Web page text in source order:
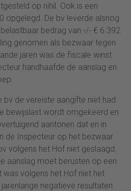
op nihil. Ook is een
opgelegd. De bv leverde alsnog
bedrag van -/- € 6.392.
genomen als bezwaar tegen
jaren was de fiscale winst
handhaafde de aanslag en
bv de vereiste aangifte niet had
bewijslast wordt omgekeerd en
aantonen dat en in
de Inspecteur op het bezwaar
volgens het Hof niet geslaagd.
aanslag moet berusten op een
was volgens het Hof niet het
negatieve resultaten